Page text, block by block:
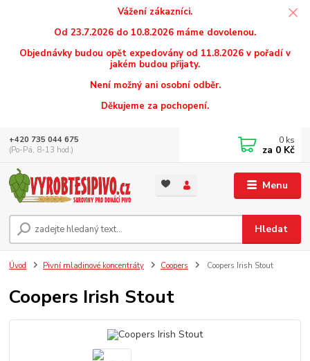
Vážení zákazníci.
Od 23.7.2026 do 10.8.2026 máme dovolenou.
Objednávky budou opět expedovány od 11.8.2026 v pořadí v
jakém budou přijaty.
Není možný ani osobní odběr.
Děkujeme za pochopení.
Menu
Hledat
+420 735 044 675
(Po-Pá, 8-13 hod.)
0 ks
za 0 Kč
Úvod Pivní mladinové koncentráty Coopers Coopers Irish Stout
Coopers Irish Stout